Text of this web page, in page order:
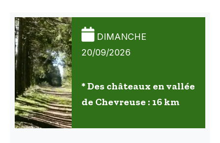
DIMANCHE
20/09/2026
* Des châteaux en vallée
de Chevreuse : 16 km